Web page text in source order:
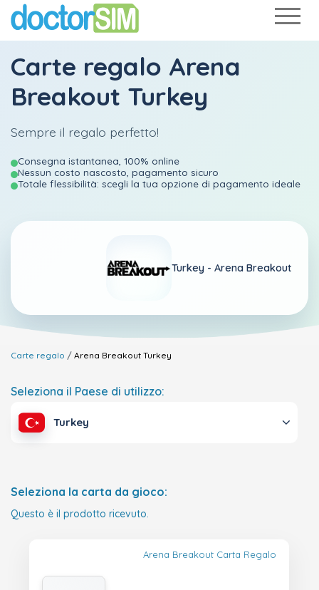
Carte regalo Arena
Breakout Turkey
Sempre il regalo perfetto!
Consegna istantanea, 100% online
Nessun costo nascosto, pagamento sicuro
Totale flessibilità: scegli la tua opzione di pagamento ideale
Turkey - Arena Breakout
Carte regalo Arena Breakout Turkey
Seleziona il Paese di utilizzo:
Turkey
Seleziona la carta da gioco:
Questo è il prodotto ricevuto.
Arena Breakout Carta Regalo